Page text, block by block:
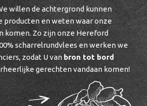
willen de achtergrond kunnen
producten en weten waar onze
komen. Zo zijn onze Hereford
scharrelrundvlees en werken we
zodat U vanbron tot bord
gerechten vandaan komen!